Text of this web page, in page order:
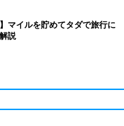
マイルを貯めてタダで旅行に
説